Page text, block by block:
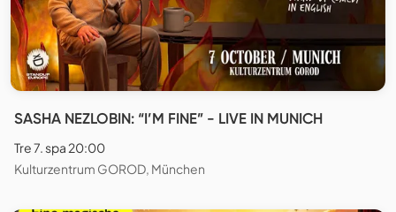
SASHA NEZLOBIN: “I’M FINE” - LIVE IN MUNICH
Tre 7. spa 20:00
Kulturzentrum GOROD, München